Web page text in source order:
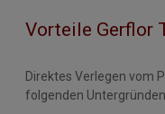
Vorteile Gerflor
Direktes Verlegen vom
folgenden